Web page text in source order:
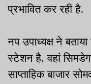
प्रभावित कर रही है.
नप उपाध्यक्ष ने
स्टेशन है. वहां
साप्ताहिक बाजार